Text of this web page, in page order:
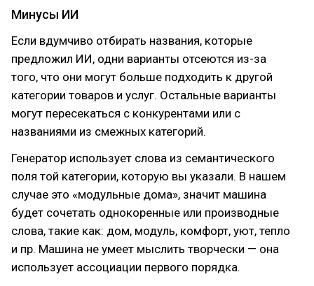
Минусы ИИ
Если вдумчиво отбирать названия, которые
предложил ИИ, одни варианты отсеются из-за
того, что они могут больше подходить к другой
категории товаров и услуг. Остальные варианты
могут пересекаться с конкурентами или с
названиями из смежных категорий.
Генератор использует слова из семантического
поля той категории, которую вы указали. В нашем
случае это «модульные дома», значит машина
будет сочетать однокоренные или производные
слова, такие как: дом, модуль, комфорт, уют, тепло
и пр. Машина не умеет мыслить творчески — она
использует ассоциации первого порядка.